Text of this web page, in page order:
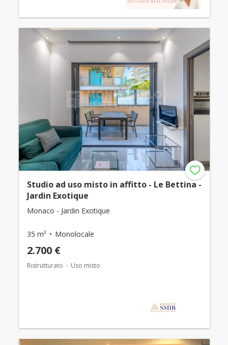
Studio ad uso misto in affitto - Le Bettina -
Jardin Exotique
Monaco - Jardin Exotique
35 m² Monolocale
2.700 €
Ristrutturato Uso misto